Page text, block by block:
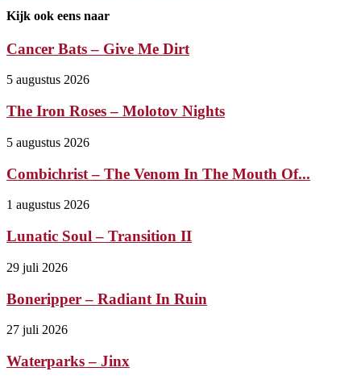
Kijk ook eens naar
Cancer Bats – Give Me Dirt
5 augustus 2026
The Iron Roses – Molotov Nights
5 augustus 2026
Combichrist – The Venom In The Mouth Of...
1 augustus 2026
Lunatic Soul – Transition II
29 juli 2026
Boneripper – Radiant In Ruin
27 juli 2026
Waterparks – Jinx